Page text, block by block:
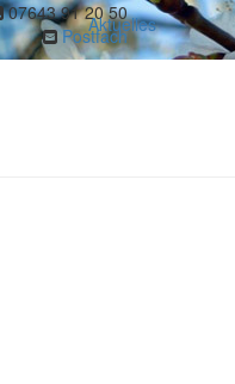
Aktuelles
07643 91 20 50
Postfach